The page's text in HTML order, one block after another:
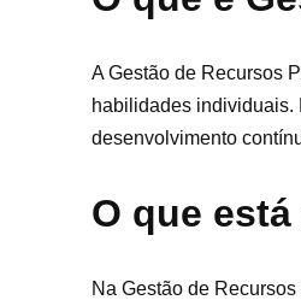
A Gestão de Recursos
habilidades individuais.
desenvolvimento
O que
Na Gestão de